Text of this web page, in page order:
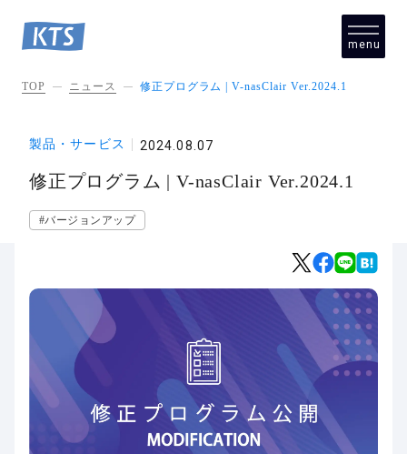
menu
close
TOP ニュース 修正プログラム | V-nasClair Ver.2024.1
製品・サービス 2024.08.07
修正プログラム | V-nasClair Ver.2024.1
#バージョンアップ